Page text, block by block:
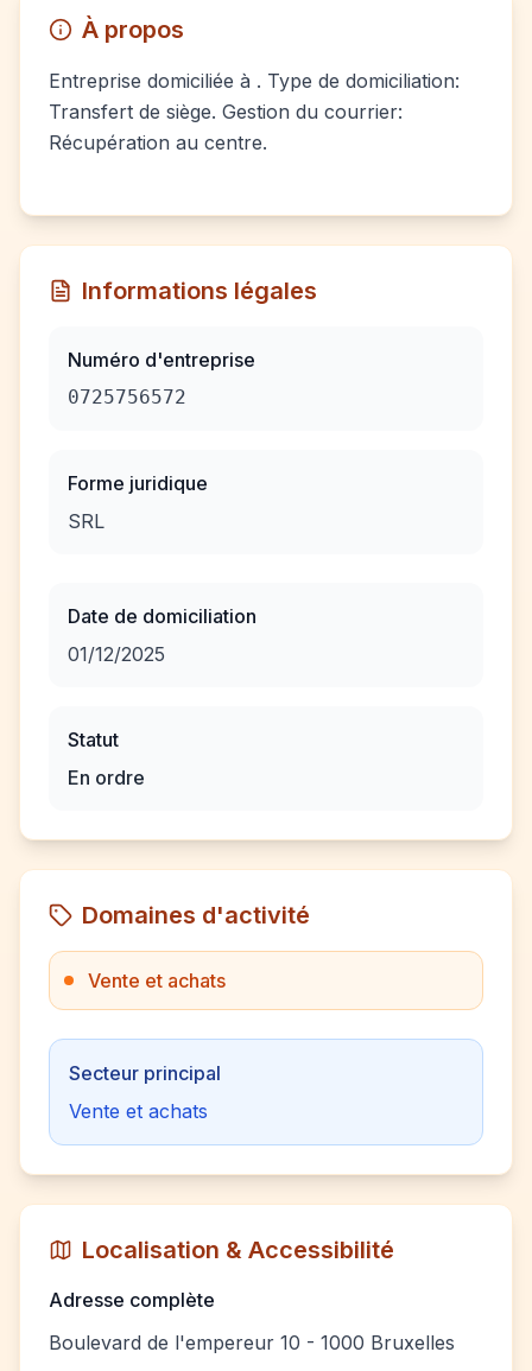
À propos
Entreprise domiciliée à . Type de domiciliation:
Transfert de siège. Gestion du courrier:
Récupération au centre.
Informations légales
Numéro d'entreprise
0725756572
Forme juridique
SRL
Date de domiciliation
01/12/2025
Statut
En ordre
Domaines d'activité
Vente et achats
Secteur principal
Vente et achats
Localisation & Accessibilité
Adresse complète
Boulevard de l'empereur 10 - 1000 Bruxelles